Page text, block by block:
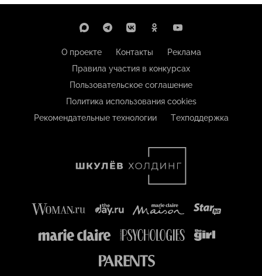
О проекте Контакты
Реклама
Правила участия в конкурсах
Пользовательское соглашение
Политика использования cookies
Рекомендательные технологии
Техподдержка